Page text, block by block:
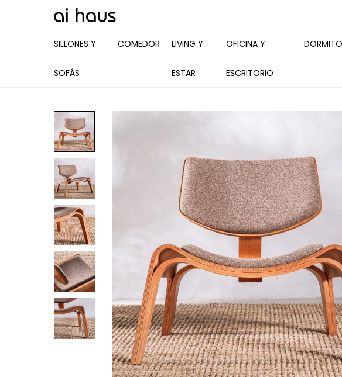
SILLONES Y
SOFÁS
COMEDOR LIVING Y
ESTAR
OFICINA Y
ESCRITORIO